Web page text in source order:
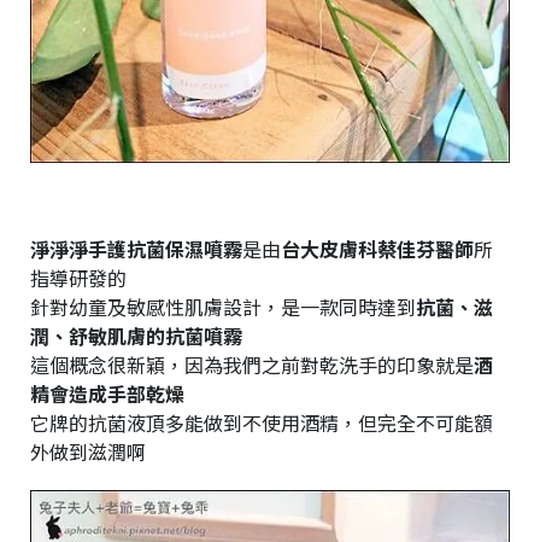
淨淨淨手護抗菌保濕噴霧是由台大皮膚科蔡佳芬醫師所
指導研發的
針對幼童及敏感性肌膚設計，是一款同時達到抗菌、滋
潤、舒敏肌膚的抗菌噴霧
這個概念很新穎，因為我們之前對乾洗手的印象就是酒
精會造成手部乾燥
它牌的抗菌液頂多能做到不使用酒精，但完全不可能額
外做到滋潤啊